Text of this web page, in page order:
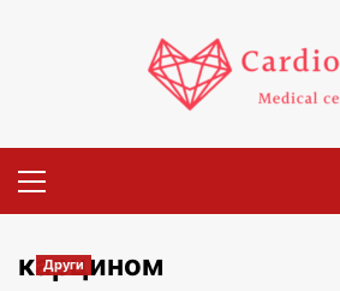
карцином
Други